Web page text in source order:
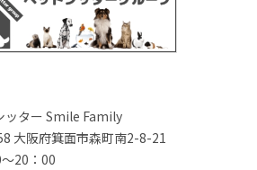
ッター Smile Family
大阪府箕面市森町南2-8-21
～20：00